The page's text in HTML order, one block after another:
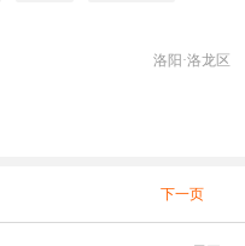
洛阳·洛龙区
下一页